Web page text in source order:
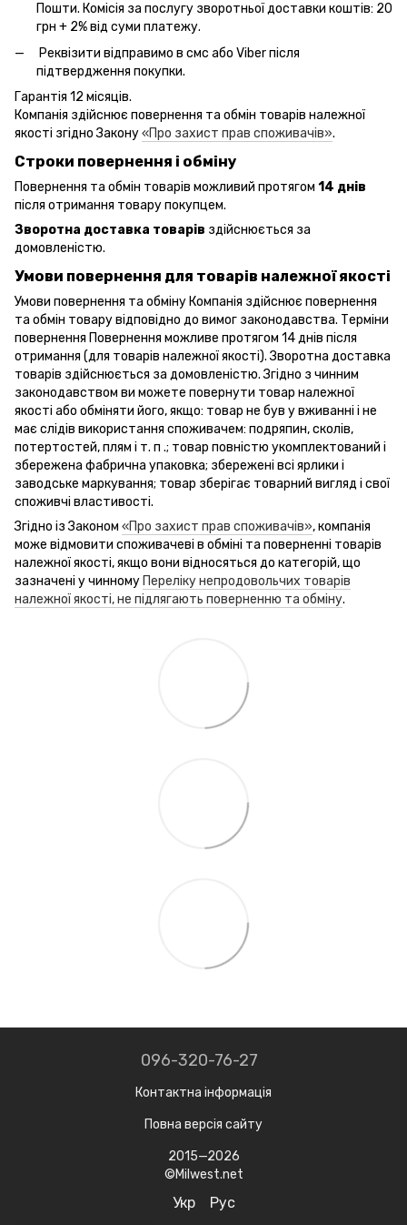
Пошти. Комісія за послугу зворотньої доставки коштів: 20
грн + 2% від суми платежу.
Реквізити відправимо в смс або Viber після
підтвердження покупки.
Гарантія 12 місяців.
Компанія здійснює повернення та обмін товарів належної
якості згідно Закону«Про захист прав споживачів».
Строки повернення і обміну
Повернення та обмін товарів можливий протягом 14 днів
після отримання товару покупцем.
Зворотна доставка товарів здійснюється за
домовленістю.
Умови повернення для товарів належної якості
Умови повернення та обміну Компанія здійснює повернення
та обмін товару відповідно до вимог законодавства. Терміни
повернення Повернення можливе протягом 14 днів після
отримання (для товарів належної якості). Зворотна доставка
товарів здійснюється за домовленістю. Згідно з чинним
законодавством ви можете повернути товар належної
якості або обміняти його, якщо: товар не був у вживанні і не
має слідів використання споживачем: подряпин, сколів,
потертостей, плям і т. п .; товар повністю укомплектований і
збережена фабрична упаковка; збережені всі ярлики і
заводське маркування; товар зберігає товарний вигляд і свої
споживчі властивості.
Згідно із Законом «Про захист прав споживачів», компанія
може відмовити споживачеві в обміні та поверненні товарів
належної якості, якщо вони відносяться до категорій, що
зазначені у чинному Переліку непродовольчих товарів
належної якості, не підлягають поверненню та обміну.
096-320-76-27
Контактна інформація
Повна версія сайту
2015—2026
©Milwest.net
Укр Рус